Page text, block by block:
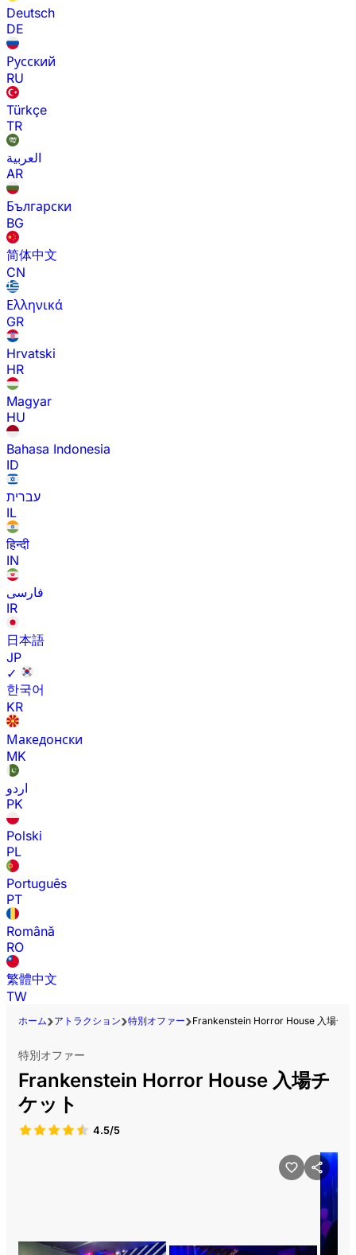
Deutsch
DE
Русский
RU
Türkçe
TR
العربية
AR
Български
BG
简体中文
CN
Ελληνικά
GR
Hrvatski
HR
Magyar
HU
Bahasa Indonesia
ID
עברית
IL
हिन्दी
IN
فارسی
IR
日本語
JP
✓
한국어
KR
Македонски
MK
اردو
PK
Polski
PL
Português
PT
Română
RO
繁體中文
TW
ホーム アトラクション 特別オファー Frankenstein Horror House 入場チ
特別オファー
Frankenstein Horror House 入場チ
ケット
4.5/5